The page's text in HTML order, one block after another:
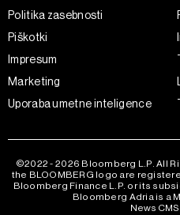
Piškotke lahko kadar koli
kadar koli prekličete brez
Politika zasebnosti
Piškotki
Impresum
Marketing
Uporaba umetne inteligence
©2022 - 2026 Bloomberg L.P. All
the BLOOMBERG logo are
Bloomberg Finance L.P. or its
Bloomberg Adria is a
News